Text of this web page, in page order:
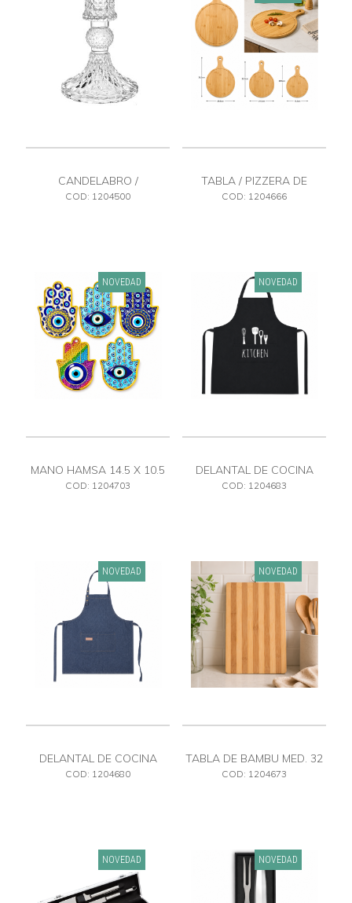
CANDELABRO /
PORTAVELAS 104 X 80
COD: 1204500
TABLA / PIZZERA DE
BAMBU MED
COD: 1204666
NOVEDAD
MANO HAMSA 14.5 X 10.5
COD: 1204703
NOVEDAD
DELANTAL DE COCINA
COD: 1204683
NOVEDAD
DELANTAL DE COCINA
COD: 1204680
NOVEDAD
TABLA DE BAMBU MED. 32
X 22
COD: 1204673
NOVEDAD NOVEDAD